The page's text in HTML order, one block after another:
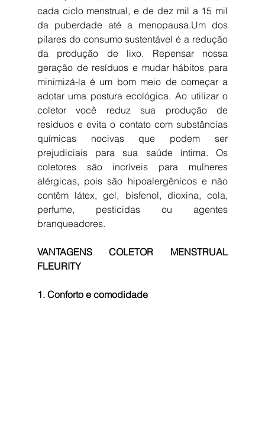
cada ciclo menstrual, e de dez mil a 15 mil
da puberdade até a menopausa.Um dos
pilares do consumo sustentável é a redução
da produção de lixo. Repensar nossa
geração de resíduos e mudar hábitos para
minimizá-la é um bom meio de começar a
adotar uma postura ecológica. Ao utilizar o
coletor você reduz sua produção de
resíduos e evita o contato com substâncias
químicas nocivas que podem ser
prejudiciais para sua saúde íntima. Os
coletores são incríveis para mulheres
alérgicas, pois são hipoalergênicos e não
contêm látex, gel, bisfenol, dioxina, cola,
perfume, pesticidas ou agentes
branqueadores.
VANTAGENS COLETOR MENSTRUAL
FLEURITY
1. Conforto e comodidade